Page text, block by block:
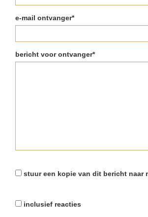
e-mail ontvanger*
bericht voor ontvanger*
stuur een kopie van dit bericht naar
inclusief reacties